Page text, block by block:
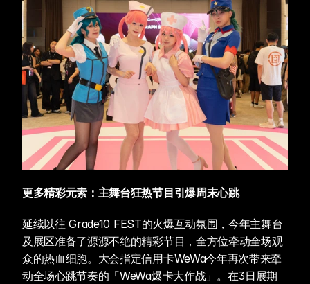
更多精彩元素：主舞台狂热节目引爆周末心跳
延续以往 Grade10 FEST的火爆互动氛围，今年主舞台
及展区准备了源源不绝的精彩节目，全方位牵动全场观
众的热血细胞。大会指定信用卡WeWa今年再次带来牵
动全场心跳节奏的「WeWa爆卡大作战」。在3日展期